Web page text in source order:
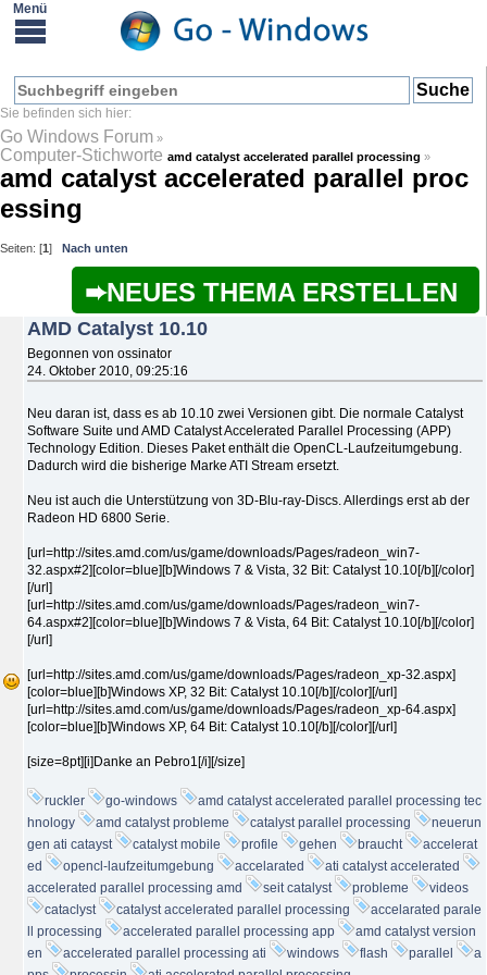
Go Windows Forum »
Computer-Stichworte amd catalyst accelerated parallel processing »
amd catalyst accelerated parallel proc
essing
Seiten: [1] Nach unten
NEUES THEMA ERSTELLEN
AMD Catalyst 10.10
Begonnen von ossinator
24. Oktober 2010, 09:25:16
Neu daran ist, dass es ab 10.10 zwei Versionen gibt. Die normale Catalyst
Software Suite und AMD Catalyst Accelerated Parallel Processing (APP)
Technology Edition. Dieses Paket enthält die OpenCL-Laufzeitumgebung.
Dadurch wird die bisherige Marke ATI Stream ersetzt.
Neu ist auch die Unterstützung von 3D-Blu-ray-Discs. Allerdings erst ab der
Radeon HD 6800 Serie.
[url=http://sites.amd.com/us/game/downloads/Pages/radeon_win7-
32.aspx#2][color=blue][b]Windows 7 & Vista, 32 Bit: Catalyst 10.10[/b][/color]
[/url]
[url=http://sites.amd.com/us/game/downloads/Pages/radeon_win7-
64.aspx#2][color=blue][b]Windows 7 & Vista, 64 Bit: Catalyst 10.10[/b][/color]
[/url]
[url=http://sites.amd.com/us/game/downloads/Pages/radeon_xp-32.aspx]
[color=blue][b]Windows XP, 32 Bit: Catalyst 10.10[/b][/color][/url]
[url=http://sites.amd.com/us/game/downloads/Pages/radeon_xp-64.aspx]
[color=blue][b]Windows XP, 64 Bit: Catalyst 10.10[/b][/color][/url]
[size=8pt][i]Danke an Pebro1[/i][/size]
ruckler go-windows
amd catalyst accelerated parallel processing tec
hnology
amd catalyst probleme catalyst parallel processing
neuerun
gen ati catayst
catalyst mobile profile gehen braucht
accelerat
ed
opencl-laufzeitumgebung accelarated
ati catalyst accelerated
accelerated parallel processing amd
seit catalyst probleme
videos
cataclyst
catalyst accelerated parallel processing
accelarated parale
ll processing
accelerated parallel processing app
amd catalyst version
en
accelerated parallel processing ati windows flash parallel
a